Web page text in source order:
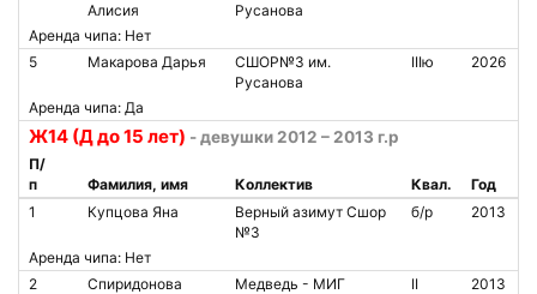
Алисия
Русанова
Аренда чипа: Нет
5
Макарова Дарья
СШОР№3 им.
Русанова
IIIю 2026
Аренда чипа: Да
Ж14 (Д до 15 лет) - девушки 2012 – 2013 г.р
П/
п
Фамилия, имя Коллектив Квал.
Год
1
Купцова Яна
Верный азимут Сшор
№3
б/р 2013
Аренда чипа: Нет
2
Спиридонова
Медведь - МИГ II 2013